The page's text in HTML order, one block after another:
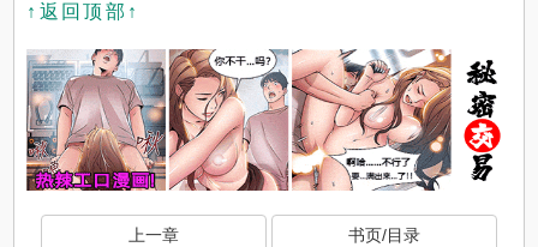
↑返回顶部↑
上一章 书页/目录